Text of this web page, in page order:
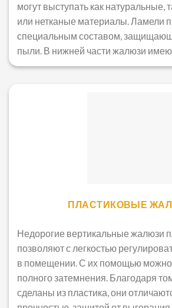
могут выступать как натуральные,
или нетканые материалы. Ламели
специальным составом,
пыли. В нижней части жалюзи
ПЛАСТИКОВЫЕ
Недорогие вертикальные жалюзи
позволяют с легкостью
в помещении. С их помощью можно
полного затемнения. Благодаря
сделаны из пластика, они